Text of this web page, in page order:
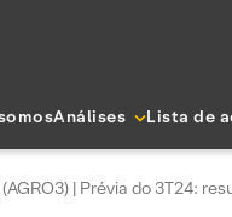
Análises Lista de
| Prévia do 3T24: